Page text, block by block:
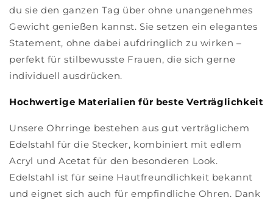
du sie den ganzen Tag über ohne unangenehmes
Gewicht genießen kannst. Sie setzen ein elegantes
Statement, ohne dabei aufdringlich zu wirken –
perfekt für stilbewusste Frauen, die sich gerne
individuell ausdrücken.
Hochwertige Materialien für beste Verträglichkeit
Unsere Ohrringe bestehen aus gut verträglichem
Edelstahl für die Stecker, kombiniert mit edlem
Acryl und Acetat für den besonderen Look.
Edelstahl ist für seine Hautfreundlichkeit bekannt
und eignet sich auch für empfindliche Ohren. Dank